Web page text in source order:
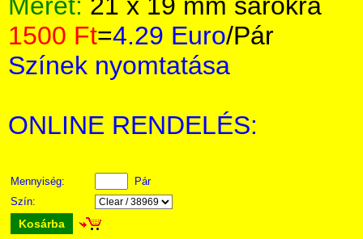
1500 Ft=4.29 Euro/Pár
Színek nyomtatása
ONLINE RENDELÉS:
Mennyiség:
Pár
Szín:
Kosárba